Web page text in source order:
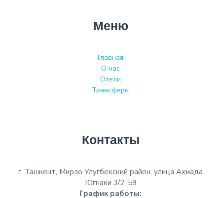
Меню
Главная
О нас
Отели
Трансферы
Контакты
г. Ташкент, Мирзо Улугбекский район, улица Ахмада
Югнаки 3/2, 59
График работы: